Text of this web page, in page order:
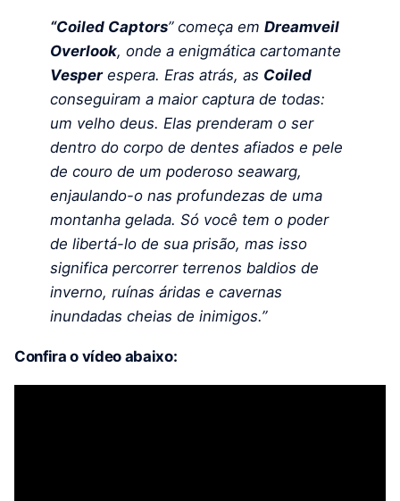
“Coiled Captors” começa em Dreamveil
Overlook, onde a enigmática cartomante
Vesperespera. Eras atrás, as Coiled
conseguiram a maior captura de todas:
um velho deus. Elas prenderam o ser
dentro do corpo de dentes afiados e pele
de couro de um poderoso seawarg,
enjaulando-o nas profundezas de uma
montanha gelada. Só você tem o poder
de libertá-lo de sua prisão, mas isso
significa percorrer terrenos baldios de
inverno, ruínas áridas e cavernas
inundadas cheias de inimigos.”
Confira o vídeo abaixo: